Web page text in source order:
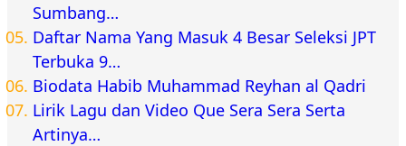
Sumbang…
Daftar Nama Yang Masuk 4 Besar Seleksi JPT
Terbuka 9…
Biodata Habib Muhammad Reyhan al Qadri
Lirik Lagu dan Video Que Sera Sera Serta
Artinya…